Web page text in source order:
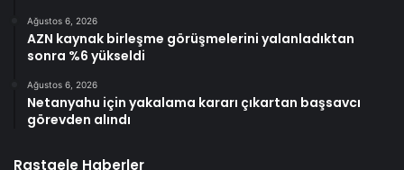
Ağustos 6, 2026
AZN kaynak birleşme görüşmelerini yalanladıktan
sonra %6 yükseldi
Ağustos 6, 2026
Netanyahu için yakalama kararı çıkartan başsavcı
görevden alındı
Rastgele Haberler